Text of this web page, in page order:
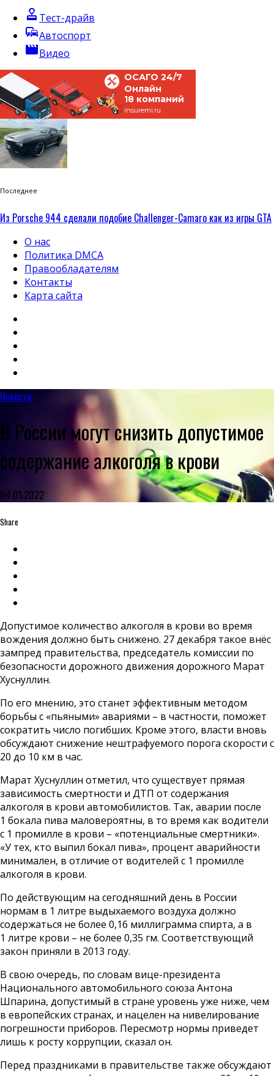
approval Тест-драйв
commuteАвтоспорт
movieВидео
ОСАГО 24/7
Онлайн
18 компаний
insuremi.ru
Последнее
Из Porsche 944 сделали подобие Challenger-Camaro как из игры GTA
О нас
Политика DMCA
Правообладателям
Контакты
Карта сайта
Новости
В России могут снизить допустимое
содержание алкоголя в крови
04.01.2022
Share
Допустимое количество алкоголя в крови во время
вождения должно быть снижено. 27 декабря такое внёс
зампред правительства, председатель комиссии по
безопасности дорожного движения дорожного Марат
Хуснуллин.
По его мнению, это станет эффективным методом
борьбы с «пьяными» авариями – в частности, поможет
сократить число погибших. Кроме этого, власти вновь
обсуждают снижение нештрафуемого порога скорости с
20 до 10 км в час.
Марат Хуснуллин отметил, что существует прямая
зависимость смертности и ДТП от содержания
алкоголя в крови автомобилистов. Так, аварии после
1 бокала пива маловероятны, в то время как водители
с 1 промилле в крови – «потенциальные смертники».
«У тех, кто выпил бокал пива», процент аварийности
минимален, в отличие от водителей с 1 промилле
алкоголя в крови.
По действующим на сегодняшний день в России
нормам в 1 литре выдыхаемого воздуха должно
содержаться не более 0,16 миллиграмма спирта, а в
1 литре крови – не более 0,35 гм. Соответствующий
закон приняли в 2013 году.
В свою очередь, по словам вице-президента
Национального автомобильного союза Антона
Шпарина, допустимый в стране уровень уже ниже, чем
в европейских странах, и нацелен на нивелирование
погрешности приборов. Пересмотр нормы приведет
лишь к росту коррупции, сказал он.
Перед праздниками в правительстве также обсуждают